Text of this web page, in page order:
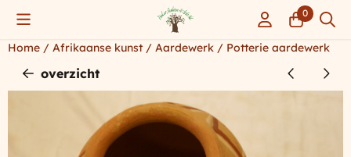
Cookievoorkeuren zijn momenteel gesloten. 0
Home / Afrikaanse kunst / Aardewerk / Potterie aardewerk
overzicht